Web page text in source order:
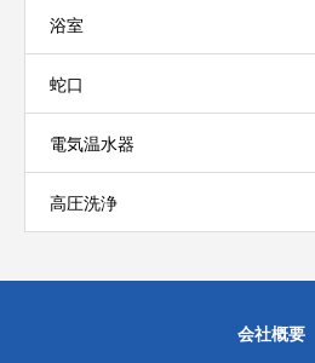
浴室
蛇口
電気温水器
高圧洗浄
会社概要